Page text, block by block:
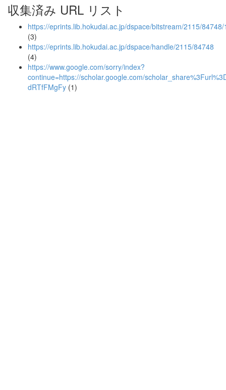
収集済み URL リスト
https://eprints.lib.hokudai.ac.jp/dspace/bitstream/2115/
(3)
https://eprints.lib.hokudai.ac.jp/dspace/handle/2115/84748
(4)
https://www.google.com/sorry/index?
continue=https://scholar.google.com/
dRTfFMgFy (1)